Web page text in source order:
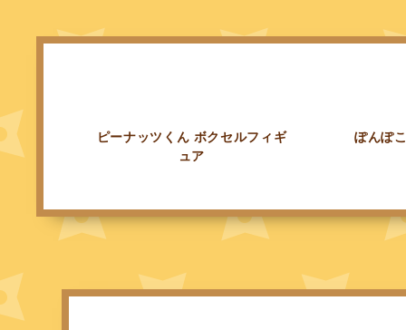
ピーナッツくん ボクセルフィギ
ュア
ぽんぽ